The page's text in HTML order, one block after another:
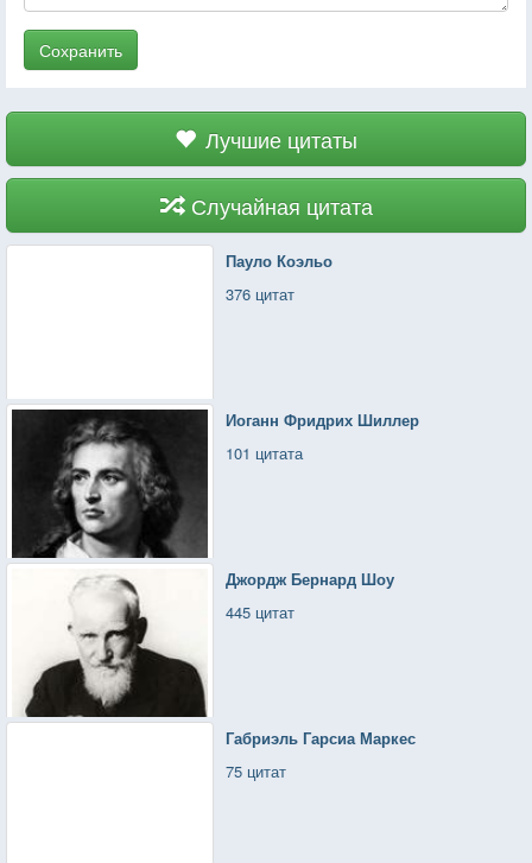
Сохранить
Лучшие цитаты
Случайная цитата
Пауло Коэльо
376 цитат
Иоганн Фридрих Шиллер
101 цитата
Джордж Бернард Шоу
445 цитат
Габриэль Гарсиа Маркес
75 цитат